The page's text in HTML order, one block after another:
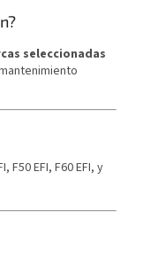
seleccionadas
F50 EFI, F60 EFI, y